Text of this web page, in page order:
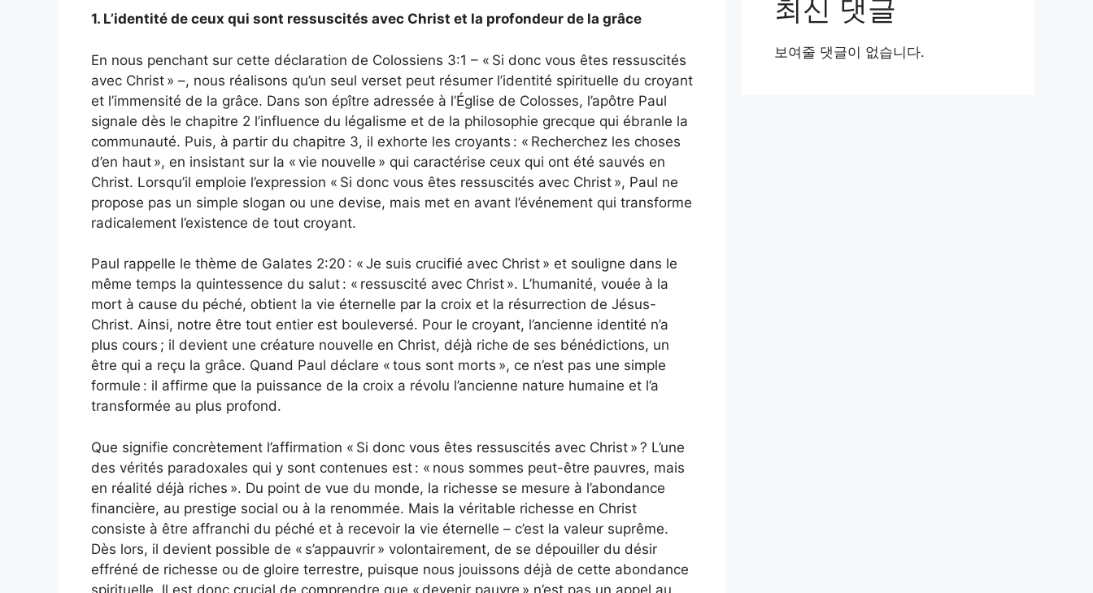
1. L’identité de ceux qui sont ressuscités avec Christ et la profondeur de la grâce
En nous penchant sur cette déclaration de Colossiens 3:1 – « Si donc vous êtes ressuscités
avec Christ » –, nous réalisons qu’un seul verset peut résumer l’identité spirituelle du croyant
et l’immensité de la grâce. Dans son épître adressée à l’Église de Colosses, l’apôtre Paul
signale dès le chapitre 2 l’influence du légalisme et de la philosophie grecque qui ébranle la
communauté. Puis, à partir du chapitre 3, il exhorte les croyants : « Recherchez les choses
d’en haut », en insistant sur la « vie nouvelle » qui caractérise ceux qui ont été sauvés en
Christ. Lorsqu’il emploie l’expression « Si donc vous êtes ressuscités avec Christ », Paul ne
propose pas un simple slogan ou une devise, mais met en avant l’événement qui transforme
radicalement l’existence de tout croyant.
Paul rappelle le thème de Galates 2:20 : « Je suis crucifié avec Christ » et souligne dans le
même temps la quintessence du salut : « ressuscité avec Christ ». L’humanité, vouée à la
mort à cause du péché, obtient la vie éternelle par la croix et la résurrection de Jésus-
Christ. Ainsi, notre être tout entier est bouleversé. Pour le croyant, l’ancienne identité n’a
plus cours ; il devient une créature nouvelle en Christ, déjà riche de ses bénédictions, un
être qui a reçu la grâce. Quand Paul déclare « tous sont morts », ce n’est pas une simple
formule : il affirme que la puissance de la croix a révolu l’ancienne nature humaine et l’a
transformée au plus profond.
Que signifie concrètement l’affirmation « Si donc vous êtes ressuscités avec Christ » ? L’une
des vérités paradoxales qui y sont contenues est : « nous sommes peut-être pauvres, mais
en réalité déjà riches ». Du point de vue du monde, la richesse se mesure à l’abondance
financière, au prestige social ou à la renommée. Mais la véritable richesse en Christ
consiste à être affranchi du péché et à recevoir la vie éternelle – c’est la valeur suprême.
Dès lors, il devient possible de « s’appauvrir » volontairement, de se dépouiller du désir
effréné de richesse ou de gloire terrestre, puisque nous jouissons déjà de cette abondance
spirituelle. Il est donc crucial de comprendre que « devenir pauvre » n’est pas un appel au
최신 댓글
보여줄 댓글이 없습니다.